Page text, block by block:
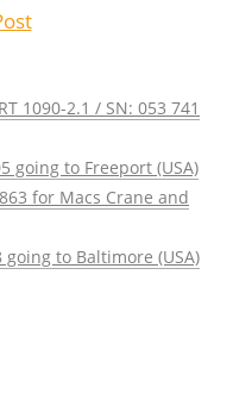
1090-2.1 / SN: 053 741
going to Freeport (USA)
for Macs Crane and
going to Baltimore (USA)